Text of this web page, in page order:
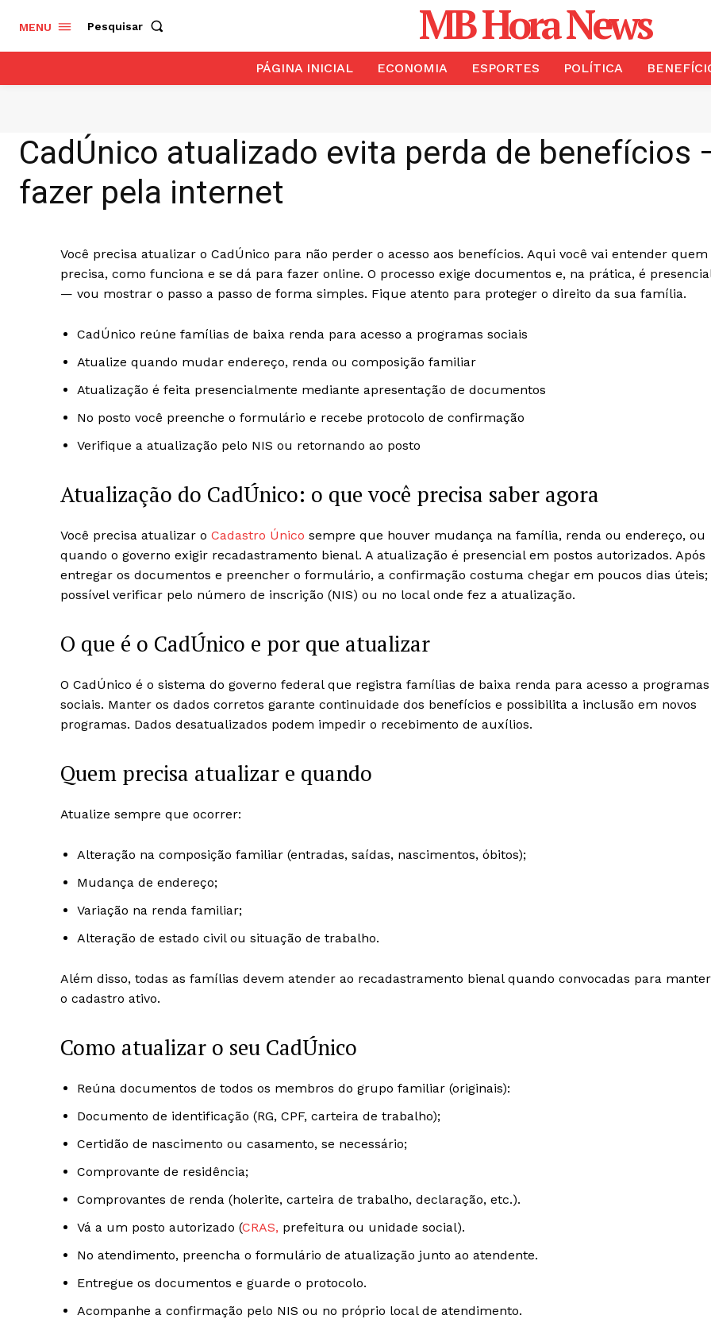
MENU Pesquisar MB Hora News
PÁGINA INICIAL ECONOMIA ESPORTES POLÍTICA
CadÚnico atualizado evita perda de benefícios
fazer pela internet
Você precisa atualizar o CadÚnico para não perder o acesso aos benefícios. Aqui você vai entender quem
precisa, como funciona e se dá para fazer online. O processo exige documentos e, na prática, é
— vou mostrar o passo a passo de forma simples. Fique atento para proteger o direito da sua família.
CadÚnico reúne famílias de baixa renda para acesso a programas sociais
Atualize quando mudar endereço, renda ou composição familiar
Atualização é feita presencialmente mediante apresentação de documentos
No posto você preenche o formulário e recebe protocolo de confirmação
Verifique a atualização pelo NIS ou retornando ao posto
Atualização do CadÚnico: o que você precisa saber agora
Você precisa atualizar o Cadastro Único sempre que houver mudança na família, renda ou endereço, ou
quando o governo exigir recadastramento bienal. A atualização é presencial em postos autorizados. Após
entregar os documentos e preencher o formulário, a confirmação costuma chegar em poucos dias úteis;
possível verificar pelo número de inscrição (NIS) ou no local onde fez a atualização.
O que é o CadÚnico e por que atualizar
O CadÚnico é o sistema do governo federal que registra famílias de baixa renda para acesso a programas
sociais. Manter os dados corretos garante continuidade dos benefícios e possibilita a inclusão em novos
programas. Dados desatualizados podem impedir o recebimento de auxílios.
Quem precisa atualizar e quando
Atualize sempre que ocorrer:
Alteração na composição familiar (entradas, saídas, nascimentos, óbitos);
Mudança de endereço;
Variação na renda familiar;
Alteração de estado civil ou situação de trabalho.
Além disso, todas as famílias devem atender ao recadastramento bienal quando convocadas para manter
o cadastro ativo.
Como atualizar o seu CadÚnico
Reúna documentos de todos os membros do grupo familiar (originais):
Documento de identificação (RG, CPF, carteira de trabalho);
Certidão de nascimento ou casamento, se necessário;
Comprovante de residência;
Comprovantes de renda (holerite, carteira de trabalho, declaração, etc.).
Vá a um posto autorizado (CRAS, prefeitura ou unidade social).
No atendimento, preencha o formulário de atualização junto ao atendente.
Entregue os documentos e guarde o protocolo.
Acompanhe a confirmação pelo NIS ou no próprio local de atendimento.